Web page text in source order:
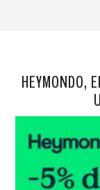
HEYMONDO,